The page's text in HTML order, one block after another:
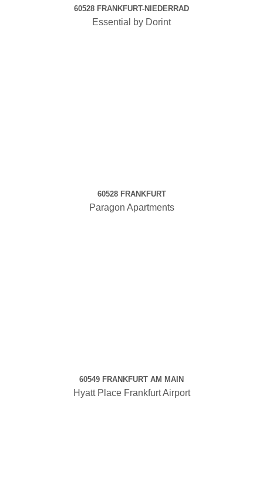
60528 FRANKFURT-NIEDERRAD
Essential by Dorint
60528 FRANKFURT
Paragon Apartments
60549 FRANKFURT AM MAIN
Hyatt Place Frankfurt Airport